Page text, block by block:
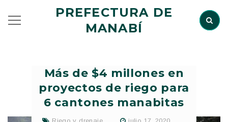
PREFECTURA DE
MANABÍ
Más de $4 millones en
proyectos de riego para
6 cantones manabitas